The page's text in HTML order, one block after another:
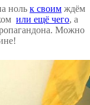
ноль к своим ждём
или ещё чего, а
Можно